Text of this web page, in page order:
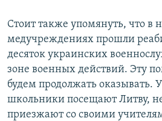
Стоит также упомянуть, что в
медучреждениях прошли
десяток украинских
зоне военных действий. Эту
будем продолжать оказывать.
школьники посещают Литву,
приезжают со своими